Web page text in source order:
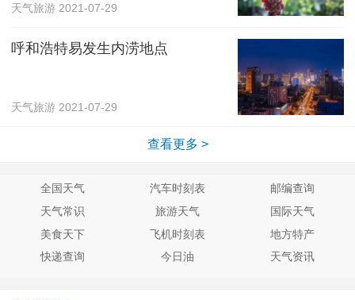
天气旅游 2021-07-29
呼和浩特易发生内涝地点
天气旅游 2021-07-29
查看更多 >
全国天气 汽车时刻表
邮编查询
天气常识
旅游天气
国际天气
美食天下
飞机时刻表
地方特产
快递查询
今日油 天气资讯